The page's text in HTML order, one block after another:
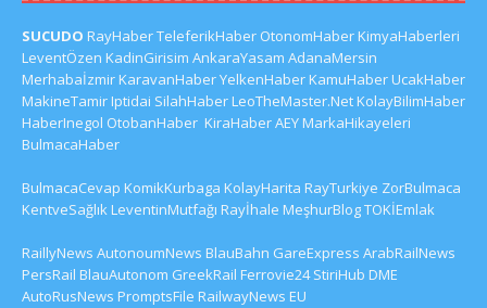
SUCUDO RayHaberTeleferikHaber OtonomHaberKimyaHaberleri
LeventÖzen KadinGirisim AnkaraYasam AdanaMersin
MerhabaİzmirKaravanHaberYelkenHaberKamuHaberUcakHaber
MakineTamirIptidai SilahHaberLeoTheMaster.NetKolayBilimHaber
HaberInegol OtobanHaber KiraHaberAEYMarkaHikayeleri
BulmacaHaber
BulmacaCevap KomikKurbaga KolayHarita RayTurkiye ZorBulmaca
KentveSağlıkLeventinMutfağı Rayİhale MeşhurBlogTOKİEmlak
RaillyNews AutonoumNews BlauBahn GareExpress ArabRailNews
PersRail BlauAutonom GreekRail Ferrovie24 StiriHub DME
AutoRusNews PromptsFile RailwayNews EU